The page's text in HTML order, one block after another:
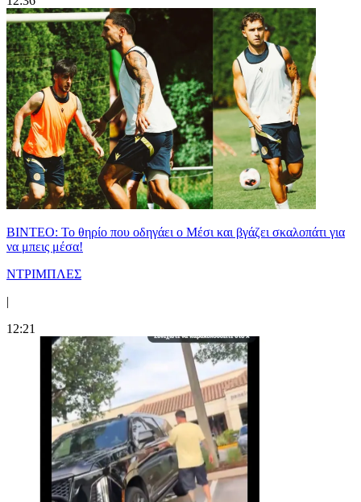
ΒΙΝΤΕΟ: Το θηρίο που οδηγάει ο Μέσι και βγάζει σκαλοπάτι για
να μπεις μέσα!
ΝΤΡΙΜΠΛΕΣ
|
12:21